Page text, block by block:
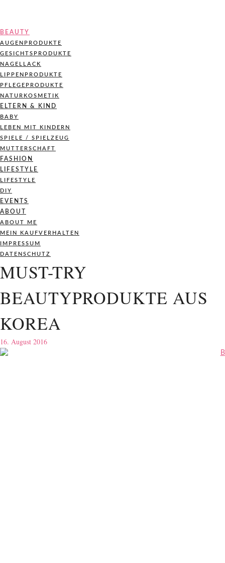
BEAUTY
AUGENPRODUKTE
GESICHTSPRODUKTE
NAGELLACK
LIPPENPRODUKTE
PFLEGEPRODUKTE
NATURKOSMETIK
ELTERN & KIND
BABY
LEBEN MIT KINDERN
SPIELE / SPIELZEUG
MUTTERSCHAFT
FASHION
LIFESTYLE
LIFESTYLE
DIY
EVENTS
ABOUT
ABOUT ME
MEIN KAUFVERHALTEN
IMPRESSUM
DATENSCHUTZ
MUST-TRY
BEAUTYPRODUKTE AUS
KOREA
16. August 2016